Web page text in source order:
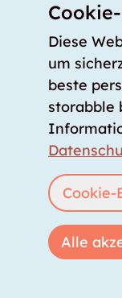
Gibt es
die sofort
Ja, in St.
Lagerräume
nächsten Tag
können. Bei
sich entweder
Storage
Lagerräume,
werden können.
Diese
um
beste
storabble
Cookie-
Alle